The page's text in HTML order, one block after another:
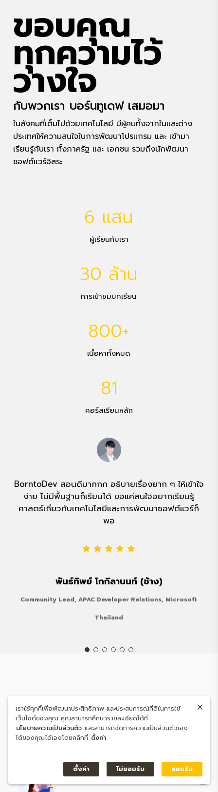
ขอบคุณ
ทุกความไว้
วางใจ
กับพวกเรา บอร์นทูเดฟ เสมอมา
ในสังคมที่เต็มไปด้วยเทคโนโลยี มีผู้คนทั้งจากในและต่าง
ประเทศให้ความสนใจในการพัฒนาโปรแกรม และ เข้ามา
เรียนรู้กับเรา ทั้งภาครัฐ และ เอกชน รวมถึงนักพัฒนา
ซอฟต์แวร์อิสระ
6 แสน
ผู้เรียนกับเรา
30 ล้าน
การเข้าชมบทเรียน
800+
เนื้อหาทั้งหมด
81
คอร์สเรียนหลัก
BorntoDev สอนดีมากกก อธิบายเรื่องยาก ๆ ให้เข้าใจ
ง่าย ไม่มีพื้นฐานก็เรียนได้ ขอแค่สนใจอยากเรียนรู้
ศาสตร์เกี่ยวกับเทคโนโลยีและการพัฒนาซอฟต์แวร์ก็
พอ
พันธ์ทิพย์ โกกิลานนท์ (ช้าง)
Community Lead, APAC Developer Relations, Microsoft
Thailand
ให้เราช่วยค้นหาคอร์สที่เหมาะกับคุณ
สอบถามเพิ่มเติม พร้อมรับคำแนะนำกับที่ปรึกษาทางการ
เราใช้คุกกี้เพื่อพัฒนาประสิทธิภาพ และประสบการณ์ที่ดีในการใช้
เว็บไซต์ของคุณ คุณสามารถศึกษารายละเอียดได้ที่
นโยบายความเป็นส่วนตัว และสามารถจัดการความเป็นส่วนตัวเอง
ได้ของคุณได้เองโดยคลิกที่ ตั้งค่า
ตั้งค่า ไม่ยอมรับ ยอมรับ